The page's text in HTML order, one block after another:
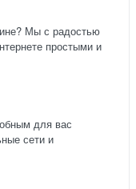
Мы с радостью
простыми и
для вас
сети и